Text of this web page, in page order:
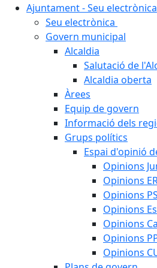
Ajuntament - Seu electrònica
Seu electrònica
Govern municipal
Alcaldia
Salutació de
Alcaldia oberta
Àrees
Equip de govern
Informació dels
Grups polítics
Espai d'opinió
Opinions
Opinions
Opinions
Opinions
Opinions
Opinions
Opinions